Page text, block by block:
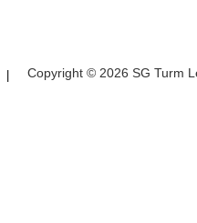
Copyright © 2026 SG Turm